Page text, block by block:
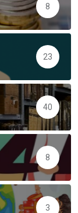
8
23
40
8
3